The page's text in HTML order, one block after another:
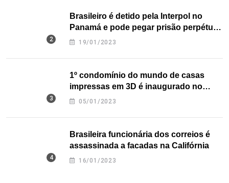
Brasileiro é detido pela Interpol no
Panamá e pode pegar prisão perpétua
nos EUA
19/01/2023
1º condomínio do mundo de casas
impressas em 3D é inaugurado no
Texas
05/01/2023
Brasileira funcionária dos correios é
assassinada a facadas na Califórnia
16/01/2023